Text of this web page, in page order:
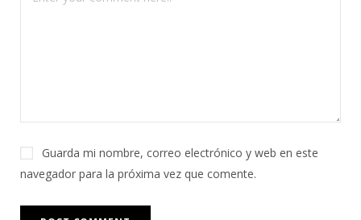
Guarda mi nombre, correo electrónico y web en este
navegador para la próxima vez que comente.